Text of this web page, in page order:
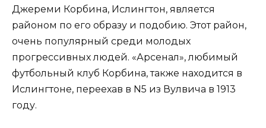
Джереми Корбина, Ислингтон, является
районом по его образу и подобию. Этот район,
очень популярный среди молодых
прогрессивных людей. «Арсенал», любимый
футбольный клуб Корбина, также находится в
Ислингтоне, переехав в N5 из Вулвича в 1913
году.